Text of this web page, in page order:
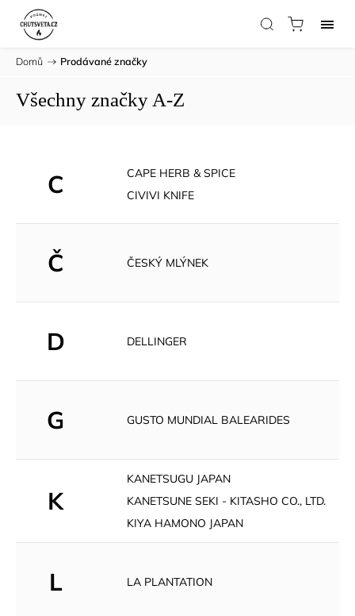
Domů / Prodávané značky
Všechny značky A-Z
C
CAPE HERB & SPICE
CIVIVI KNIFE
Č ČESKÝ MLÝNEK
D DELLINGER
G GUSTO MUNDIAL BALEARIDES
K
KANETSUGU JAPAN
KANETSUNE SEKI - KITASHO CO., LTD.
KIYA HAMONO JAPAN
L LA PLANTATION